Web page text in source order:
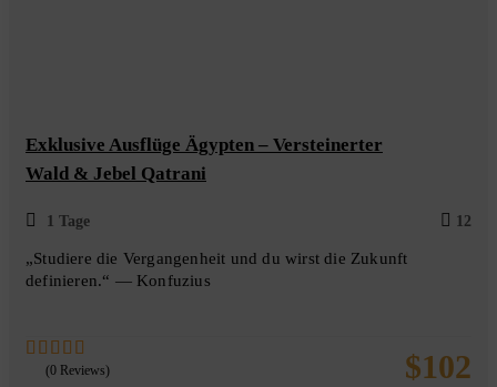
Exklusive Ausflüge Ägypten – Versteinerter
Wald & Jebel Qatrani
1 Tage 12
„Studiere die Vergangenheit und du wirst die Zukunft
definieren.“ — Konfuzius
$102
(0 Reviews)